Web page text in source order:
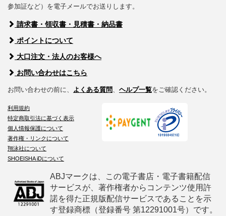
参加証など）を電子メールでお送りします。
請求書・領収書・見積書・納品書
ポイントについて
大口注文・法人のお客様へ
お問い合わせはこちら
お問い合わせの前に、 よくある質問、 ヘルプ一覧をご確認ください。
利用規約
特定商取引法に基づく表示
個人情報保護について
著作権・リンクについて
翔泳社について
SHOEISHA iDについて
ABJマークは、この電子書店・電子書籍配信
サービスが、著作権者からコンテンツ使用許
諾を得た正規版配信サービスであることを示
す登録商標（登録番号 第12291001号）です。